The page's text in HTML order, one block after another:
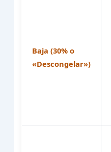
Baja (30% o
«Descongelar»)